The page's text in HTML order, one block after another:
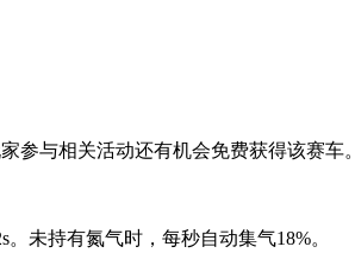
与相关活动还有机会免费获得该赛车。
未持有氮气时，每秒自动集气18%。